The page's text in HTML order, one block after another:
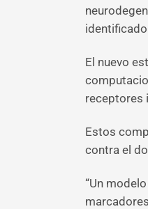
El nuevo
receptores
Estos
contra el
“Un